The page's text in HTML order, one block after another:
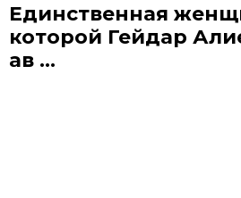
Единственная
которой Гейдар
ав ...